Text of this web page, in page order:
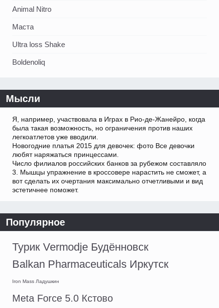
Animal Nitro
Маста
Ultra loss Shake
Boldenoliq
Мысли
Я, например, участвовала в Играх в Рио-де-Жанейро, когда
была такая возможность, но ограничения против наших
легкоатлетов уже вводили.
Новогодние платья 2015 для девочек: фото Все девочки
любят наряжаться принцессами.
Число филиалов российских банков за рубежом составляло
3. Мышцы упражнение в кроссовере нарастить не сможет, а
вот сделать их очертания максимально отчетливыми и вид
эстетичнее поможет.
Популярное
Турик Vermodje Будённовск
Balkan Pharmaceuticals Иркутск
Iron Mass Ладушкин
Meta Force 5.0 Кстово